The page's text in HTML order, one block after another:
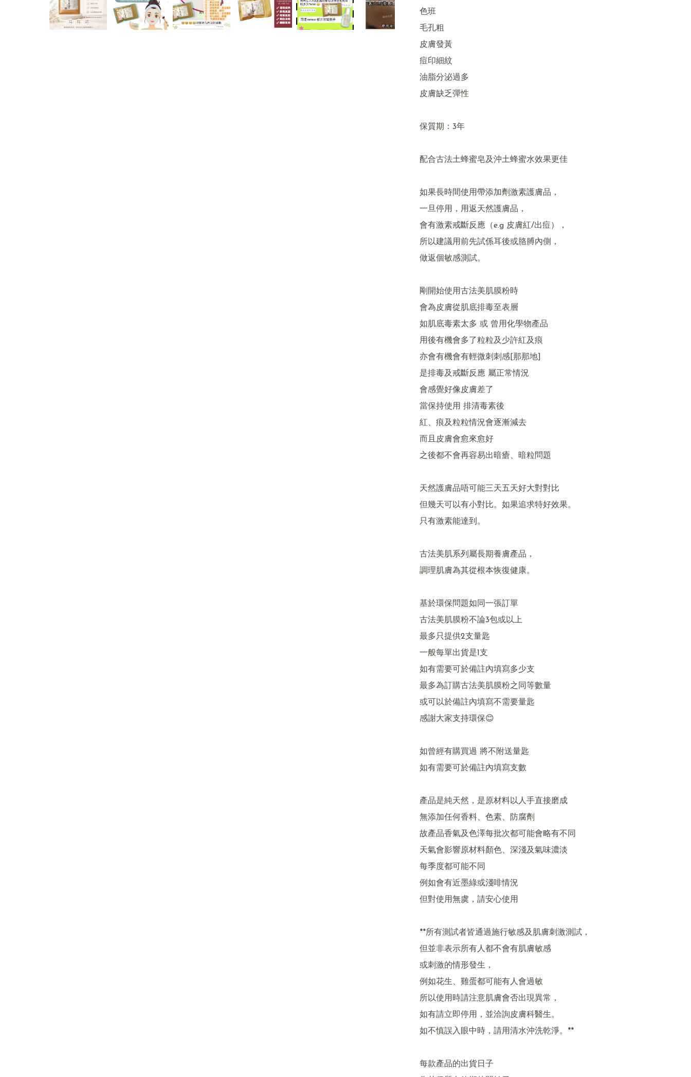
色班
毛孔粗
皮膚發黃
痘印細紋
油脂分泌過多
皮膚缺乏彈性
保質期：3年
配合古法土蜂蜜皂及沖土蜂蜜水效果更佳
如果長時間使用帶添加劑激素護膚品，
一旦停用，用返天然護膚品，
會有激素戒斷反應（e.g 皮膚紅/出痘），
所以建議用前先試係耳後或胳膊內側，
做返個敏感測試。
剛開始使用古法美肌膜粉時
會為皮膚從肌底排毒至表層
如肌底毒素太多 或 曾用化學物產品
用後有機會多了粒粒及少許紅及痕
亦會有機會有輕微刺刺感[那那地]
是排毒及戒斷反應 屬正常情況
會感覺好像皮膚差了
當保持使用 排清毒素後
紅、痕及粒粒情況會逐漸減去
而且皮膚會愈來愈好
之後都不會再容易出暗瘡、暗粒問題
天然護膚品唔可能三天五天好大對對比
但幾天可以有小對比。如果追求特好效果。
只有激素能達到。
古法美肌系列屬長期養膚產品，
調理肌膚為其從根本恢復健康。
基於環保問題如同一張訂單
古法美肌膜粉不論3包或以上
最多只提供2支量匙
一般每單出貨是1支
如有需要可於備註內填寫多少支
最多為訂購古法美肌膜粉之同等數量
或可以於備註內填寫不需要量匙
感謝大家支持環保😊
如曾經有購買過 將不附送量匙
如有需要可於備註內填寫支數
產品是純天然，是原材料以人手直接磨成
無添加任何香料、色素、防腐劑
故產品香氣及色澤每批次都可能會略有不同
天氣會影響原材料顏色、深淺及氣味濃淡
每季度都可能不同
例如會有近墨綠或淺啡情況
但對使用無虞，請安心使用
**所有測試者皆通過施行敏感及肌膚刺激測試，
但並非表示所有人都不會有肌膚敏感
或刺激的情形發生，
例如花生、雞蛋都可能有人會過敏
所以使用時請注意肌膚會否出現異常，
如有請立即停用，並洽詢皮膚科醫生。
如不慎誤入眼中時，請用清水沖洗乾淨。**
每款產品的出貨日子